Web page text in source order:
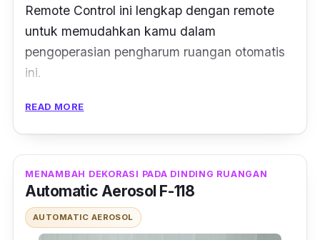
Remote Control ini lengkap dengan remote
untuk memudahkan kamu dalam
pengoperasian pengharum ruangan otomatis
ini.
Produk besutan Krisbow mampu
Tidak lupa, remote control-nya akan
membantu kamu mengatur jeda waktu
penyemprotan. Kamu pun bisa sekaligus
menyesuaikan lampu sensor berdasarkan
READ MORE
MENAMBAH DEKORASI PADA DINDING RUANGAN
Automatic Aerosol F-118
AUTOMATIC AEROSOL